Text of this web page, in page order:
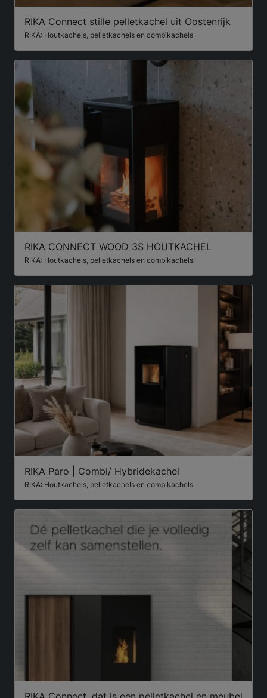
RIKA Connect stille pelletkachel uit Oostenrijk
RIKA: Houtkachels, pelletkachels en combikachels
RIKA CONNECT WOOD 3S HOUTKACHEL
RIKA: Houtkachels, pelletkachels en combikachels
RIKA Paro | Combi/ Hybridekachel
RIKA: Houtkachels, pelletkachels en combikachels